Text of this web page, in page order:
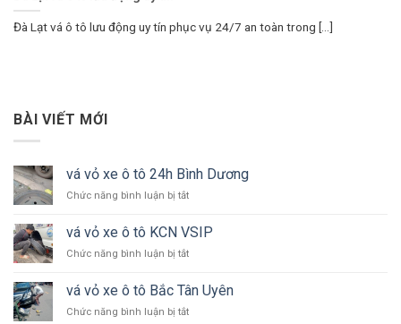
Đà Lạt vá ô tô lưu động uy tín phục vụ 24/7 an toàn trong [...]
BÀI VIẾT MỚI
vá vỏ xe ô tô 24h Bình Dương
Chức năng bình luận bị tắtở
vỏ
xe
ô
24h
Dương
vá vỏ xe ô tô KCN VSIP
Chức năng bình luận bị tắtở
vỏ
xe
ô
vá vỏ xe ô tô Bắc Tân Uyên
Chức năng bình luận bị tắtở